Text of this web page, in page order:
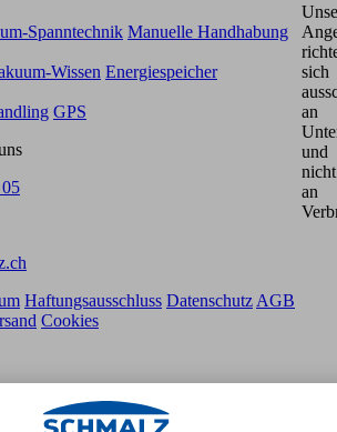
Spanntechnik Manuelle Handhabung
Wissen Energiespeicher
GPS
sich
an
und
nicht
an
Haftungsausschluss Datenschutz AGB
Cookies